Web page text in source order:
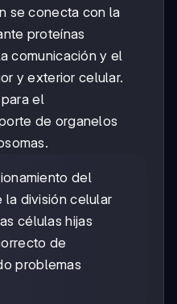
se conecta con la
proteínas
comunicación y el
y exterior celular.
el
de organelos
del
división celular
células hijas
de
problemas